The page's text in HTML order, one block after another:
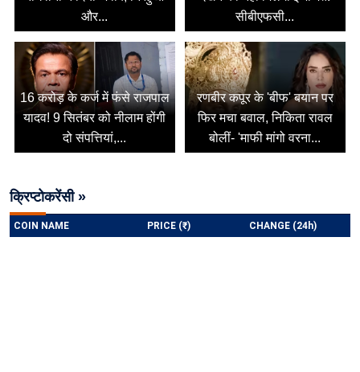
और...
सीबीएफसी...
16 करोड़ के कर्ज में फंसे राजपाल
यादव! 9 सितंबर को नीलाम होंगी
दो संपत्तियां,...
रणबीर कपूर के 'बीफ' बयान पर
फिर मचा बवाल, निकिता रावल
बोलीं- 'माफी मांगो वरना...
क्रिप्टोकरेंसी »